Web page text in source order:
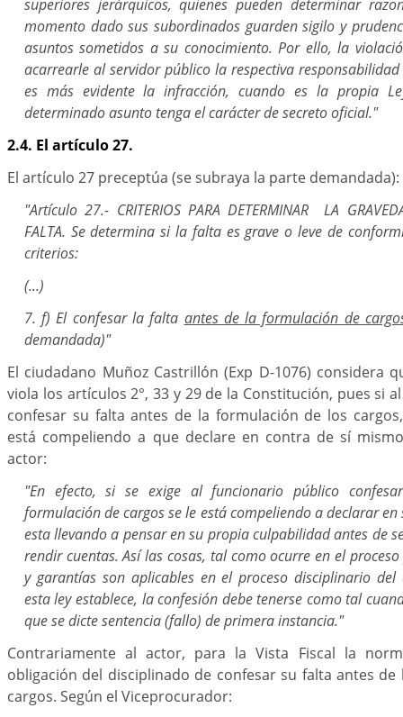
momento dado sus subordinados guarden sigilo y
asuntos sometidos a su conocimiento. Por ello, la
acarrearle al servidor público la respectiva
es más evidente la infracción, cuando es la propia
determinado asunto tenga el carácter de secreto oficial."
2.4. El artículo 27.
El artículo 27 preceptúa (se subraya la parte demandada):
"Artículo 27.- CRITERIOS PARA DETERMINAR LA
FALTA. Se determina si la falta es grave o leve de
criterios:
(...)
7. f) El confesar la falta antes de la formulación de
demandada)"
El ciudadano Muñoz Castrillón (Exp D-1076) considera
viola los artículos 2°, 33 y 29 de la Constitución, pues si
confesar su falta antes de la formulación de los
está compeliendo a que declare en contra de sí
actor:
"En efecto, si se exige al funcionario público
formulación de cargos se le está compeliendo a declarar
esta llevando a pensar en su propia culpabilidad antes de
rendir cuentas. Así las cosas, tal como ocurre en el
y garantías son aplicables en el proceso disciplinario
esta ley establece, la confesión debe tenerse como tal
que se dicte sentencia (fallo) de primera instancia."
Contrariamente al actor, para la Vista Fiscal la
obligación del disciplinado de confesar su falta antes
cargos. Según el Viceprocurador: